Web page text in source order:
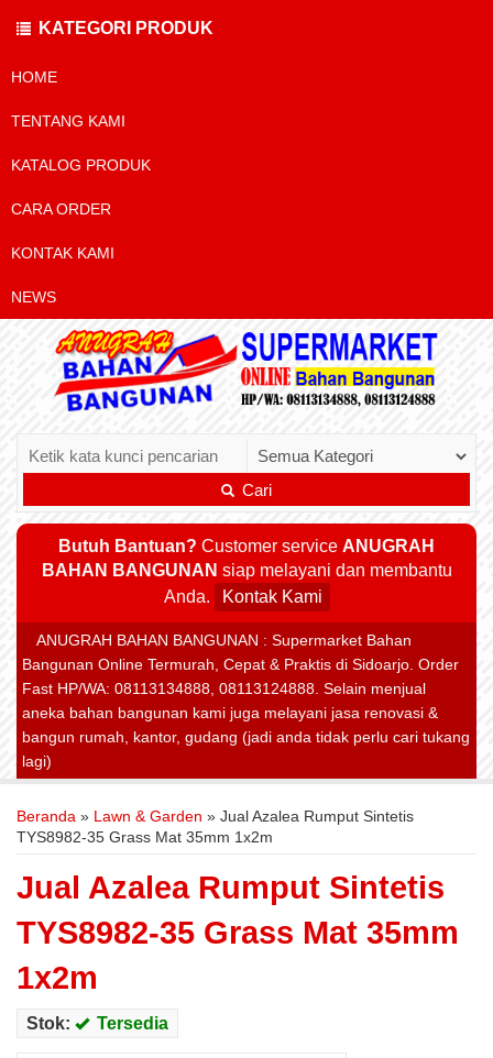
HOME
TENTANG KAMI
KATALOG PRODUK
CARA ORDER
KONTAK KAMI
NEWS
Cari
Butuh Bantuan? Customer service ANUGRAH
BAHAN BANGUNAN siap melayani dan membantu
Anda.
Kontak Kami
ANUGRAH BAHAN BANGUNAN : Supermarket Bahan
Bangunan Online Termurah, Cepat & Praktis di Sidoarjo. Order
Fast HP/WA: 08113134888, 08113124888. Selain menjual
aneka bahan bangunan kami juga melayani jasa renovasi &
bangun rumah, kantor, gudang (jadi anda tidak perlu cari tukang
lagi)
Beranda » Lawn & Garden » Jual Azalea Rumput Sintetis
TYS8982-35 Grass Mat 35mm 1x2m
Jual Azalea Rumput Sintetis
TYS8982-35 Grass Mat 35mm
1x2m
Stok: Tersedia
KATEGORI PRODUK